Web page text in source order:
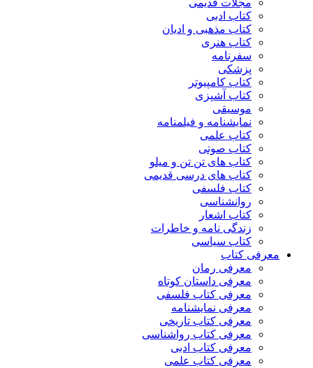
مجلات قدیمی
کتاب ادبی
کتاب مذهبی و ادیان
کتاب هنری
سفرنامه
پزشکی
کتاب کامپیوتر
کتاب آشپزی
موسیقی
نمایشنامه و فیلمنامه
کتاب علمی
کتاب صوتی
کتاب های تن تن و میلو
کتاب های درسی قدیمی
کتاب فلسفی
روانشناسی
کتاب اشعار
زندگی نامه و خاطرات
کتاب سیاسی
معرفی کتاب
معرفی رمان
معرفی داستان کوتاه
معرفی کتاب فلسفی
معرفی نمایشنامه
معرفی کتاب تاریخی
معرفی کتاب رواشناسی
معرفی کتاب ادبی
معرفی کتاب علمی